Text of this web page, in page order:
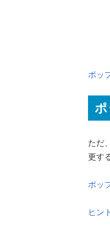
ポッ
ただ
更す
ポッ
ヒン